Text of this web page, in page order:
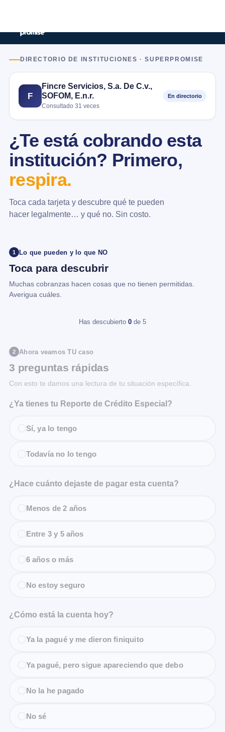
DIRECTORIO DE INSTITUCIONES · SUPERPROMISE
F
Fincre Servicios, S.a. De C.v.,
SOFOM, E.n.r.
Consultado 31 veces
En directorio
¿Te está cobrando esta
institución? Primero,
respira.
Toca cada tarjeta y descubre qué te pueden
hacer legalmente… y qué no. Sin costo.
1 Lo que pueden y lo que NO
Toca para descubrir
Muchas cobranzas hacen cosas que no tienen permitidas.
Averigua cuáles.
Has descubierto 0 de 5
2 Ahora veamos TU caso
3 preguntas rápidas
Con esto te damos una lectura de tu situación específica.
¿Ya tienes tu Reporte de Crédito Especial?
Sí, ya lo tengo
Todavía no lo tengo
¿Hace cuánto dejaste de pagar esta cuenta?
Menos de 2 años
Entre 3 y 5 años
6 años o más
No estoy seguro
¿Cómo está la cuenta hoy?
Ya la pagué y me dieron finiquito
Ya pagué, pero sigue apareciendo que debo
No la he pagado
No sé